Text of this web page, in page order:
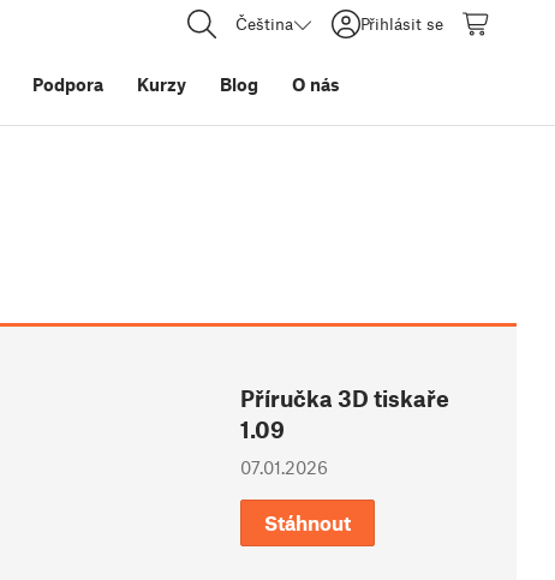
Čeština Přihlásit se
Podpora Kurzy Blog O nás
Příručka 3D tiskaře
1.09
07.01.2026
Stáhnout